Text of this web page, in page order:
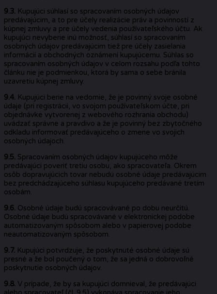
9.3. Kupujúci súhlasí so spracovaním osobných údajov
predávajúcim, a to pre účely realizácie práv a povinností z
kúpnej zmluvy a pre účely vedenia používateľského účtu. Ak
kupujúci nevyberie inú možnosť, súhlasí so spracovaním
osobných údajov predávajúcim tiež pre účely zasielania
informácií a obchodných oznámení kupujúcemu. Súhlas so
spracovaním osobných údajov v celom rozsahu podľa tohto
článku nie je podmienkou, ktorá by sama o sebe bránila
uzavretiu kúpnej zmluvy.
9.4. Kupujúci berie na vedomie, že je povinný svoje osobné
údaje (pri registrácii, vo svojom používateľskom účte, pri
objednávke vytvorenej z webového rozhrania obchodu)
uvádzať správne a pravdivo a že je povinný bez zbytočného
odkladu informovať predávajúceho o zmene vo svojich
osobných údajoch.
9.5. Spracovaním osobných údajov kupujúceho môže
predávajúci poveriť tretiu osobu, ako spracovateľa. Okrem
osôb dopravujúcich tovar nebudú osobné údaje predávajúcim
bez predchádzajúceho súhlasu kupujúceho predávané tretím
osobám.
9.6. Osobné údaje budú spracovávané po dobu neurčitú.
Osobné údaje budú spracovávané v elektronickej podobe
automatizovaným spôsobom alebo v papierovej podobe
neautomatizovaným spôsobom.
9.7. Kupujúci potvrdzuje, že poskytnuté osobné údaje sú
presné a že bol poučený o tom, že sa jedná o dobrovoľné
poskytnutie osobných údajov.
9.8. V prípade, že by sa kupujúci domnieval, že predávajúci